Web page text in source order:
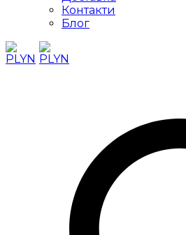
Контакти
Блог